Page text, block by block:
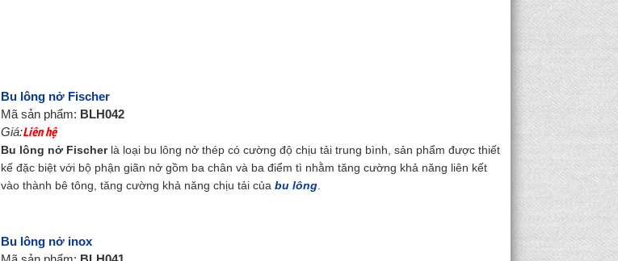
Bu lông nở Fischer
Mã sản phẩm: BLH042
Giá:Liên hệ
Bu lông nở Fischerlà loại bu lông nở thép có cường độ chịu tải trung bình, sản phẩm được thiết
kế đặc biệt với bộ phận giãn nở gồm ba chân và ba điểm tì nhằm tăng cường khả năng liên kết
vào thành bê tông, tăng cường khả năng chịu tải của bu lông.
Bu lông nở inox